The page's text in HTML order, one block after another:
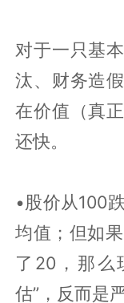
对于一只基
汰、财务造
在价值（真
还快。
•股价从100
均值；但如
了20，那么
估”，反而是